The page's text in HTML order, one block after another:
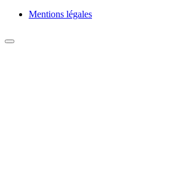
Mentions légales